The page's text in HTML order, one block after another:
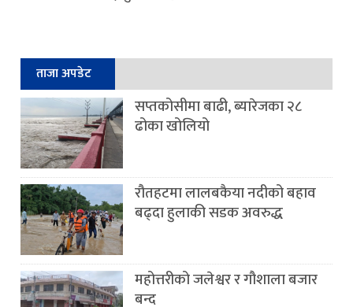
ताजा अपडेट
सप्तकोसीमा बाढी, ब्यारेजका २८
ढोका खोलियो
रौतहटमा लालबकैया नदीको बहाव
बढ्दा हुलाकी सडक अवरुद्ध
महोत्तरीको जलेश्वर र गौशाला बजार
बन्द